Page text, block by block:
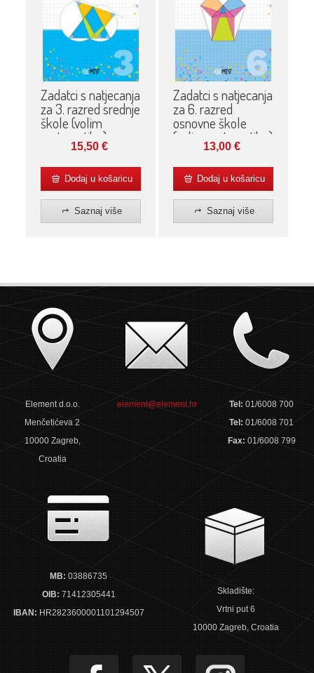
Zadatci s natjecanja
za 3. razred srednje
škole (volim
matematiku)
15,50€
Dodaj u košaricu
Saznaj više
Zadatci s natjecanja
za 6. razred
osnovne škole
(volim matematiku)
13,00€
Dodaj u košaricu
Saznaj više
Element d.o.o.
Menčetićeva 2
10000 Zagreb,
Croatia
element@element.hr Tel:01/6008 700
Tel:01/6008 701
Fax: 01/6008 799
MB: 03886735
OIB: 71412305441
IBAN: HR2823600001101294507
Skladište:
Vrtni put 6
10000 Zagreb, Croatia